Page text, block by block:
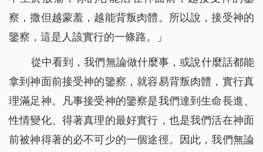
察，撒但越蒙羞，越能背叛肉體。所以說，接受神的
鑒察，這是人該實行的一條路。
」
從中看到，我們無論做什麼事，或說什麼話都能
拿到神面前接受神的鑒察，就容易背叛肉體，實行真
理滿足神。凡事接受神的鑒察是我們達到生命長進、
性情變化、得著真理的最好實行，也是我們活在神面
前被神得著的必不可少的一個途徑。因此，我們無論